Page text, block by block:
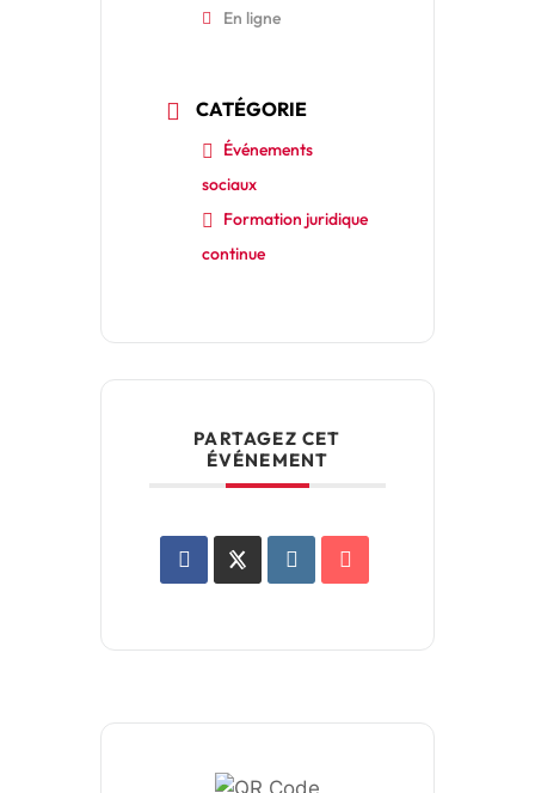
En ligne
CATÉGORIE
Événements
sociaux
Formation juridique
continue
PARTAGEZ CET
ÉVÉNEMENT